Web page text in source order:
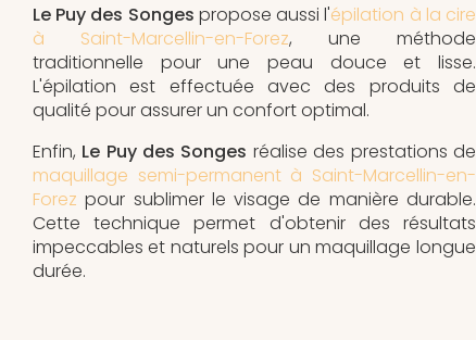
Le Puy des Songes propose aussi l'épilation à la cire
à Saint-Marcellin-en-Forez, une méthode
traditionnelle pour une peau douce et lisse.
L'épilation est effectuée avec des produits de
qualité pour assurer un confort optimal.
Enfin, Le Puy des Songes réalise des prestations de
maquillage semi-permanent à Saint-Marcellin-en-
Forez pour sublimer le visage de manière durable.
Cette technique permet d'obtenir des résultats
impeccables et naturels pour un maquillage longue
durée.